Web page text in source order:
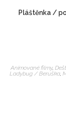
Pláštěnka /
Animované filmy,
Ladybug / Beruška,